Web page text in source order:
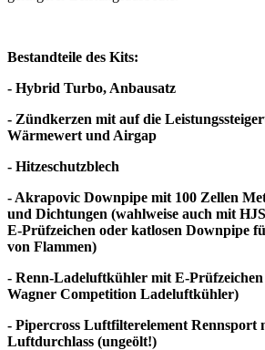
Bestandteile des Kits:
- Hybrid Turbo, Anbausatz
- Zündkerzen mit auf die
Wärmewert und Airgap
- Hitzeschutzblech
- Akrapovic Downpipe mit 100 Zellen
und Dichtungen (wahlweise auch mit
E-Prüfzeichen oder katlosen Downpipe
von Flammen)
- Renn-Ladeluftkühler mit E-
Wagner Competition Ladeluftkühler)
- Pipercross Luftfilterelement Rennsport
Luftdurchlass (ungeölt!)